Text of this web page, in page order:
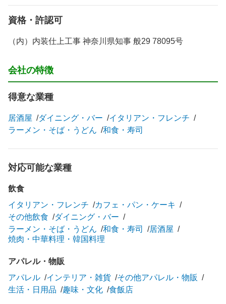
資格・許認可
（内）内装仕上工事 神奈川県知事 般29 78095号
会社の特徴
得意な業種
居酒屋 ダイニング・バー
イタリアン・フレンチ
ラーメン・そば・うどん
和食・寿司
対応可能な業種
飲食
イタリアン・フレンチ
カフェ・パン・ケーキ
その他飲食
ダイニング・バー
ラーメン・そば・うどん
和食・寿司
居酒屋
焼肉・中華料理・韓国料理
アパレル・物販
アパレル
インテリア・雑貨
その他アパレル・物販
生活・日用品
趣味・文化 食飯店